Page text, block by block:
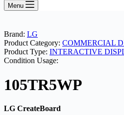
Menu
Brand: LG
Product Category: COMMERCIAL
Product Type: INTERACTIVE
Condition Usage:
105TR5WP
LG CreateBoard